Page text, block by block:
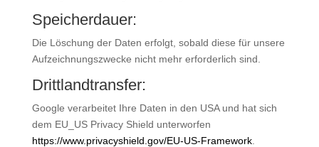
Speicherdauer:
Die Löschung der Daten erfolgt, sobald diese für unsere
Aufzeichnungszwecke nicht mehr erforderlich sind.
Drittlandtransfer:
Google verarbeitet Ihre Daten in den USA und hat sich
dem EU_US Privacy Shield unterworfen
https://www.privacyshield.gov/EU-US-Framework.